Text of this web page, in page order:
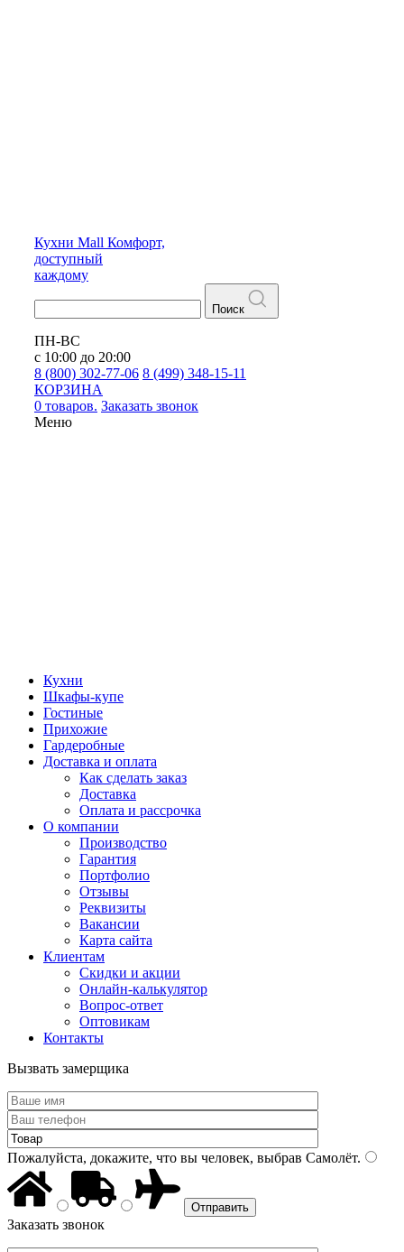
Кухни Mall Комфорт,
доступный
каждому
Поиск
ПН-ВС
с 10:00 до 20:00
8 (800) 302-77-06 8 (499) 348-15-11
КОРЗИНА
0 товаров. Заказать звонок
Меню
Кухни
Шкафы-купе
Гостиные
Прихожие
Гардеробные
Доставка и оплата
Как сделать заказ
Доставка
Оплата и рассрочка
О компании
Производство
Гарантия
Портфолио
Отзывы
Реквизиты
Вакансии
Карта сайта
Клиентам
Скидки и акции
Онлайн-калькулятор
Вопрос-ответ
Оптовикам
Контакты
Вызвать замерщика
Пожалуйста, докажите, что вы человек, выбрав Самолёт.
Заказать звонок